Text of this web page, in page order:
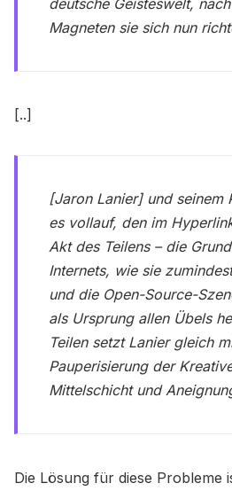
Magneten sie sich nun
[..]
[Jaron Lanier] und seinem
es vollauf, den im
Akt des Teilens – die
Internets, wie sie
und die Open-Source-
als Ursprung allen Übels
Teilen setzt Lanier gleich
Pauperisierung der
Mittelschicht und
Die Lösung für diese Probleme